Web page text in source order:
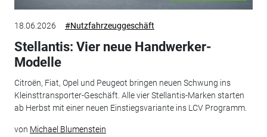
18.06.2026 #Nutzfahrzeuggeschäft
Stellantis: Vier neue Handwerker-
Modelle
Citroën, Fiat, Opel und Peugeot bringen neuen Schwung ins
Kleinsttransporter-Geschäft. Alle vier Stellantis-Marken starten
ab Herbst mit einer neuen Einstiegsvariante ins LCV Programm.
von Michael Blumenstein